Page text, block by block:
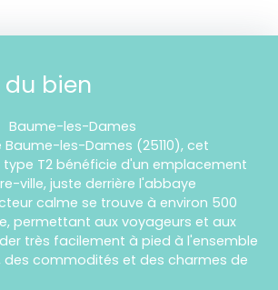
bien
Baume-les-Dames
les-Dames (25110), cet
T2 bénéficie d'un emplacement
ville, juste derrière l'abbaye
calme se trouve à environ 500
permettant aux voyageurs et aux
très facilement à pied à l'ensemble
commodités et des charmes de